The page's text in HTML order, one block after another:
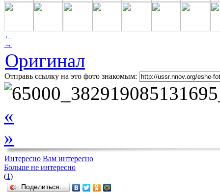
←
→
Оригинал
Отправь ссылку на это фото знакомым:
«
»
Интересно Вам интересно
Больше не интересно
(1)
Поделиться…